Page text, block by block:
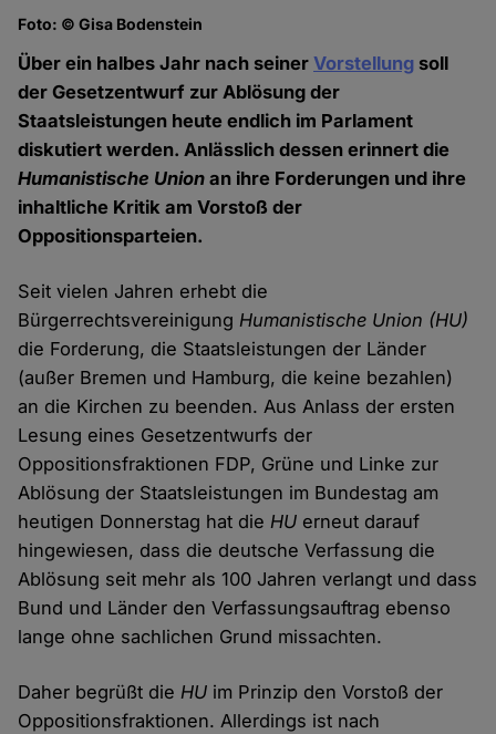
Foto: © Gisa Bodenstein
Über ein halbes Jahr nach seinerVorstellung soll
der Gesetzentwurf zur Ablösung der
Staatsleistungen heute endlich im Parlament
diskutiert werden. Anlässlich dessen erinnert die
Humanistische Union an ihre Forderungen und ihre
inhaltliche Kritik am Vorstoß der
Oppositionsparteien.
Seit vielen Jahren erhebt die
BürgerrechtsvereinigungHumanistische Union (HU)
die Forderung, die Staatsleistungen der Länder
(außer Bremen und Hamburg, die keine bezahlen)
an die Kirchen zu beenden. Aus Anlass der ersten
Lesung eines Gesetzentwurfs der
Oppositionsfraktionen FDP, Grüne und Linke zur
Ablösung der Staatsleistungen im Bundestag am
heutigen Donnerstag hat dieHU erneut darauf
hingewiesen, dass die deutsche Verfassung die
Ablösung seit mehr als 100 Jahren verlangt und dass
Bund und Länder den Verfassungsauftrag ebenso
lange ohne sachlichen Grund missachten.
Daher begrüßt dieHU im Prinzip den Vorstoß der
Oppositionsfraktionen. Allerdings ist nach